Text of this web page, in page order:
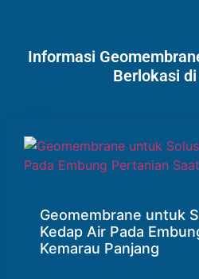
Informasi
Berlokasi
Geomembrane untuk
Kedap Air Pada
Kemarau Panjang